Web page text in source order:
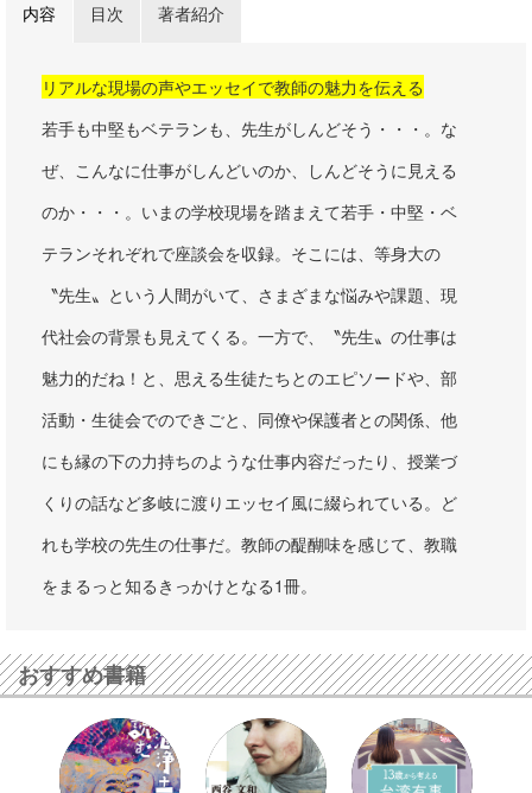
内容 目次 著者紹介
リアルな現場の声やエッセイで教師の魅力を伝える
若手も中堅もベテランも、先生がしんどそう・・・。な
ぜ、こんなに仕事がしんどいのか、しんどそうに見える
のか・・・。いまの学校現場を踏まえて若手・中堅・ベ
テランそれぞれで座談会を収録。そこには、等身大の
〝先生〟という人間がいて、さまざまな悩みや課題、現
代社会の背景も見えてくる。一方で、〝先生〟の仕事は
魅力的だね！と、思える生徒たちとのエピソードや、部
活動・生徒会でのできごと、同僚や保護者との関係、他
にも縁の下の力持ちのような仕事内容だったり、授業づ
くりの話など多岐に渡りエッセイ風に綴られている。ど
れも学校の先生の仕事だ。教師の醍醐味を感じて、教職
をまるっと知るきっかけとなる1冊。
おすすめ書籍